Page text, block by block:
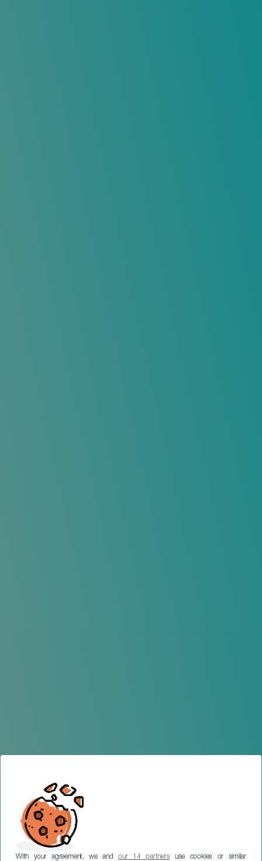
With your agreement, we andour 14 partnersuse cookies or similar